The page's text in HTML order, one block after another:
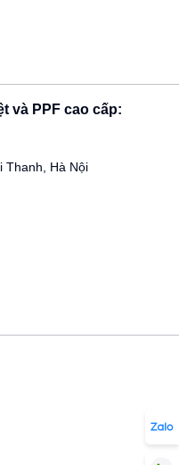
và PPF cao cấp:
Thanh, Hà Nội